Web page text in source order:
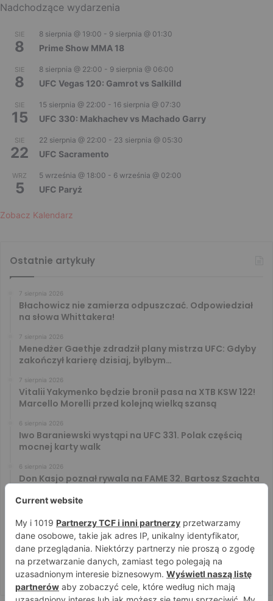
Nadchodzące wydarzenia
SIE
8
8 sierpnia @ 19:00 - 9 sierpnia @ 01:30
Prime Show MMA 18
SIE
8
8 sierpnia @ 22:00 - 9 sierpnia @ 06:00
UFC Vegas 120: Gamrot vs Salkilld
SIE
15
15 sierpnia @ 22:00 - 16 sierpnia @ 07:30
UFC 330: Makhachev vs Machado Garry
SIE
22
22 sierpnia @ 22:00 - 23 sierpnia @ 05:30
UFC Sacramento
WRZ
5
5 września @ 18:00 - 6 września @ 02:00
UFC Paryż
Zobacz Kalendarz
Ostatnie artykuły
7 sierpnia 2026
Błachowicz nie zamierza odpuszczać. Odpowiedział
na słowa Whittakera!
7 sierpnia 2026
Menedżer Gaethje zdradził plany mistrza UFC: Gdyby
zakończył karierę dzisiaj, byłbym…
7 sierpnia 2026
Vitalii Yakymenko będzie bronił pasa na XTB KSW 122!
Marcello Morelli przed kolejną wielką szansą
6 sierpnia 2026
Iwo Baraniewski wystąpi na UFC 331. Polak częścią
mocnej karty walk
6 sierpnia 2026
Don Kasjo poznał rywala na FAME 32. Bartosz Szachta
Niepokonany Włodarczyk zawalczy o ranking! Na XTB
KSW 122 zmierzy się z Paivą
5 sierpnia 2026
Mateusz DON DIEGO Kubiszyn o rywalu na GROMDA 26.
Kibice typują trzy nazwiska